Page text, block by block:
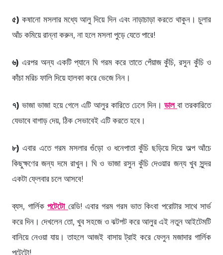
৫) কষানো মসলার মধ্যে আলু দিয়ে দিন এবং নাড়াচাড়া করতে থাকুন। চুলার
আঁচ কমিয়ে রান্না করুন, না হলে মসলা পুড়ে যেতে পারে!
৬) এরপর অন্য একটি প্যানে ঘি গরম করে তাতে পেঁয়াজ কুঁচি, রসুন কুঁচি ও
কাঁচা মরিচ ফালি দিয়ে হালকা করে ভেজে নিন।
৭) ভাজা ভাজা হয়ে গেলে এটি আলুর কারিতে ঢেলে দিন। ডাল বা তরকারিতে
যেভাবে বাগাড় দেয়, ঠিক সেভাবেই এটি করতে হবে।
৮) এবার এতে গরম মসলার গুঁড়ো ও ধনেপাতা কুঁচি ছড়িয়ে দিয়ে অল্প আঁচে
কিছুক্ষণের জন্য দমে রাখুন। ঘি ও ভাজা রসুন কুঁচি দেওয়ার জন্য খুব সুন্দর
একটা ফ্লেবার চলে আসবে!
ব্যস, গার্লিকপটেটো রেডি! এবার গরম গরম ভাত কিংবা পরোটার সাথে সার্ভ
করে দিন। দেখলেন তো, খুব সহজে ও ঝটপট করে আলুর এই নতুন আইটেমটি
বানিয়ে নেওয়া যায়। তাহলে আজই বাসায় ট্রাই করে ফেলুন মজাদার গার্লিক
পটেটো!